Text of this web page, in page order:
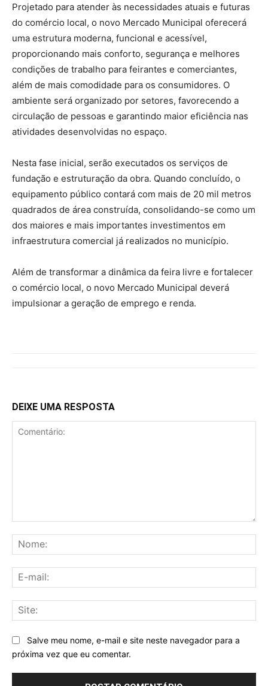
Projetado para atender às necessidades atuais e futuras
do comércio local, o novo Mercado Municipal oferecerá
uma estrutura moderna, funcional e acessível,
proporcionando mais conforto, segurança e melhores
condições de trabalho para feirantes e comerciantes,
além de mais comodidade para os consumidores. O
ambiente será organizado por setores, favorecendo a
circulação de pessoas e garantindo maior eficiência nas
atividades desenvolvidas no espaço.
Nesta fase inicial, serão executados os serviços de
fundação e estruturação da obra. Quando concluído, o
equipamento público contará com mais de 20 mil metros
quadrados de área construída, consolidando-se como um
dos maiores e mais importantes investimentos em
infraestrutura comercial já realizados no município.
Além de transformar a dinâmica da feira livre e fortalecer
o comércio local, o novo Mercado Municipal deverá
impulsionar a geração de emprego e renda.
DEIXE UMA RESPOSTA
Salve meu nome, e-mail e site neste navegador para a
próxima vez que eu comentar.